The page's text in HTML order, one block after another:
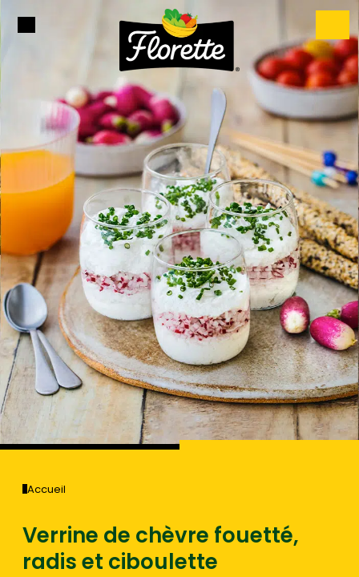
Accueil
Verrine de chèvre fouetté,
radis et ciboulette